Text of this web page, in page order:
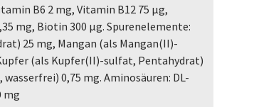
B6 2 mg, Vitamin B12 75 μg,
mg, Biotin 300 μg. Spurenelemente:
25 mg, Mangan (als Mangan(II)-
(als Kupfer(II)-sulfat, Pentahydrat)
0,75 mg. Aminosäuren: DL-
mg